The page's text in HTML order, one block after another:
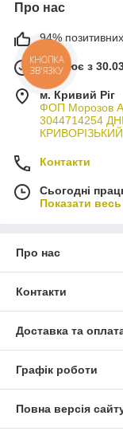
Про нас
94% позитивних
Працює з
м. Кривий Ріг
ФОП Морозов
3044714254
КРИВОРІЗЬКИЙ
Контакти
Сьогодні
Показати
Про нас
Контакти
Доставка та
Графік роботи
Повна версія
КНОПКА
ЗВ'ЯЗКУ